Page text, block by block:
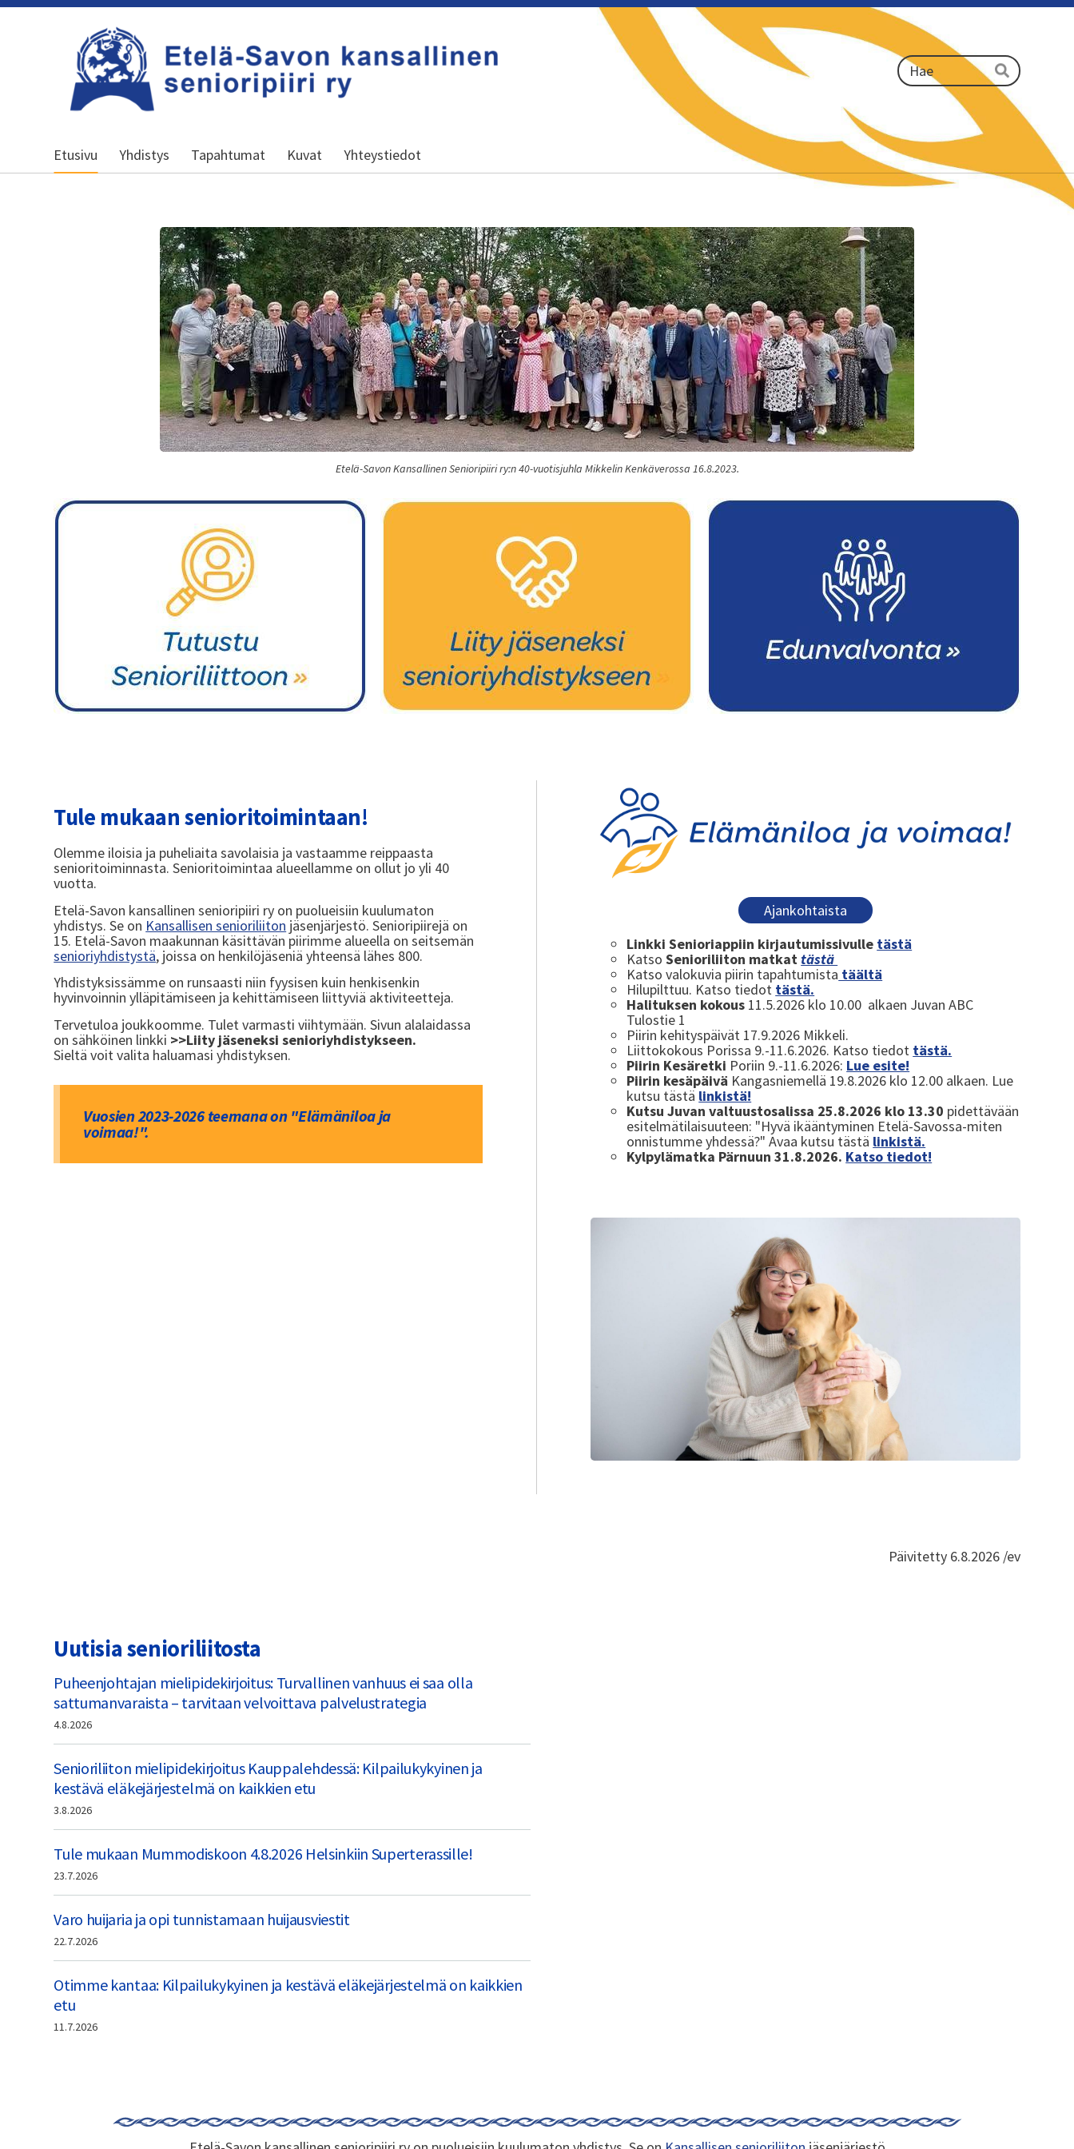
Etelä-Savon Kansallinen Senioripiiri ry
Haku
Hae
Etusivu Yhdistys Tapahtumat Kuvat Yhteystiedot
Etelä-Savon Kansallinen Senioripiiri ry:n 40-vuotisjuhla Mikkelin Kenkäverossa 16.8.2023.
Tule mukaan senioritoimintaan!
Olemme iloisia ja puheliaita savolaisia ja vastaamme reippaasta
senioritoiminnasta. Senioritoimintaa alueellamme on ollut jo yli 40
vuotta.
Etelä-Savon kansallinen senioripiiri ry on puolueisiin kuulumaton
yhdistys. Se on Kansallisen senioriliiton jäsenjärjestö. Senioripiirejä on
15. Etelä-Savon maakunnan käsittävän piirimme alueella on seitsemän
senioriyhdistystä, joissa on henkilöjäseniä yhteensä lähes 800.
Yhdistyksissämme on runsaasti niin fyysisen kuin henkisenkin
hyvinvoinnin ylläpitämiseen ja kehittämiseen liittyviä aktiviteetteja.
Tervetuloa joukkoomme. Tulet varmasti viihtymään. Sivun alalaidassa
on sähköinen linkki >>Liity jäseneksi senioriyhdistykseen.
Sieltä voit valita haluamasi yhdistyksen.
Vuosien 2023-2026 teemana on "Elämäniloa ja
voimaa!".
Ajankohtaista
Linkki Senioriappiin kirjautumissivulle tästä
KatsoSenioriliiton matkat tästä
Katso valokuvia piirin tapahtumista täältä
Hilupilttuu. Katso tiedot tästä.
Halituksen kokous 11.5.2026 klo 10.00 alkaen Juvan ABC
Tulostie 1
Piirin kehityspäivät 17.9.2026 Mikkeli.
Liittokokous Porissa 9.-11.6.2026. Katso tiedot tästä.
Piirin Kesäretki Poriin 9.-11.6.2026: Lue esite!
Piirin kesäpäivä Kangasniemellä 19.8.2026 klo 12.00 alkaen. Lue
kutsu tästä linkistä!
Kutsu Juvan valtuustosalissa 25.8.2026 klo 13.30 pidettävään
esitelmätilaisuuteen: "Hyvä ikääntyminen Etelä-Savossa-miten
onnistumme yhdessä?" Avaa kutsu tästä linkistä.
Kylpylämatka Pärnuun 31.8.2026. Katso tiedot!
Päivitetty 6.8.2026 /ev
Uutisia senioriliitosta
Puheenjohtajan mielipidekirjoitus: Turvallinen vanhuus ei saa olla
sattumanvaraista – tarvitaan velvoittava palvelustrategia
4.8.2026
Senioriliiton mielipidekirjoitus Kauppalehdessä: Kilpailukykyinen ja
kestävä eläkejärjestelmä on kaikkien etu
3.8.2026
Tule mukaan Mummodiskoon 4.8.2026 Helsinkiin Superterassille!
23.7.2026
Varo huijaria ja opi tunnistamaan huijausviestit
22.7.2026
Otimme kantaa: Kilpailukykyinen ja kestävä eläkejärjestelmä on kaikkien
etu
11.7.2026